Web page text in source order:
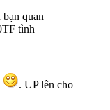
quan
tình
. UP lên cho